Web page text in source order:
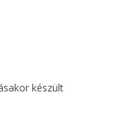
készült